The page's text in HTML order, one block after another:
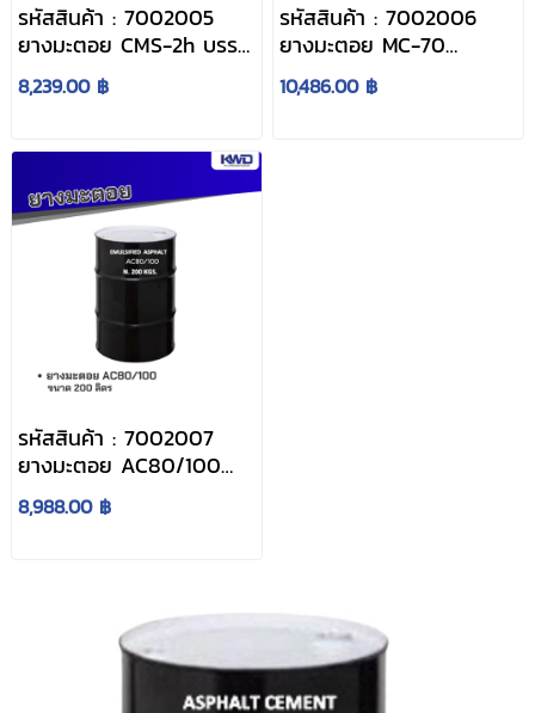
รหัสสินค้า : 7002005
ยางมะตอย CMS-2h บรรจุ
ภัณฑ์ : 1 ถังใหญ่ ขนาด
200 ลิตร
8,239.00 ฿
รหัสสินค้า : 7002006
ยางมะตอย MC-70
(Cutback Asphalt) บรรจุ
ภัณฑ์ : 1 ถังใหญ่ขนาด
10,486.00 ฿
รหัสสินค้า : 7002007
ยางมะตอย AC80/100
บรรจุภัณฑ์ : 1 ถังใหญ่
ขนาด 200 ลิตร
8,988.00 ฿